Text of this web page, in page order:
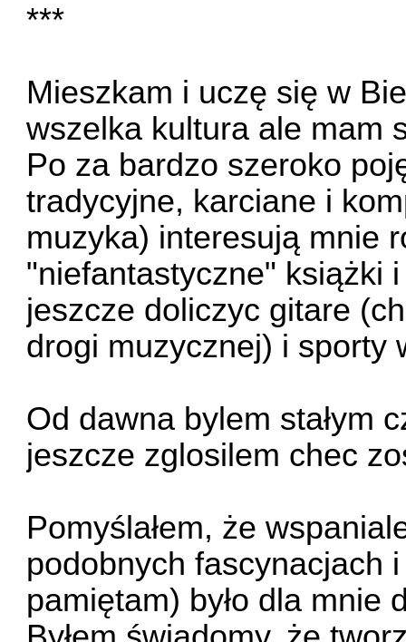
***
Mieszkam i uczę się w
wszelka kultura ale mam
Po za bardzo szeroko
tradycyjne, karciane i
muzyka) interesują mnie
"niefantastyczne" książki
jeszcze doliczyc gitare
drogi muzycznej) i sporty
Od dawna bylem stałym
jeszcze zglosilem chec
Pomyślałem, że
podobnych fascynacjach
pamiętam) było dla mnie